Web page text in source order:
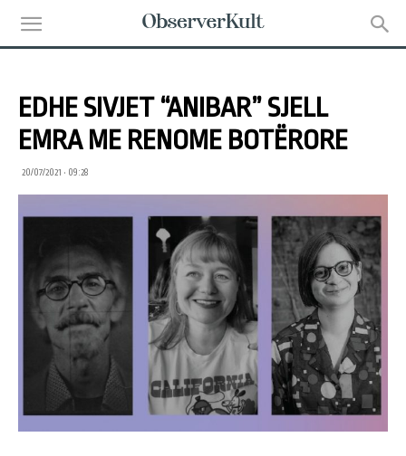
EDHE SIVJET “ANIBAR” SJELL
EMRA ME RENOME BOTËRORE
20/07/2021 • 09:28